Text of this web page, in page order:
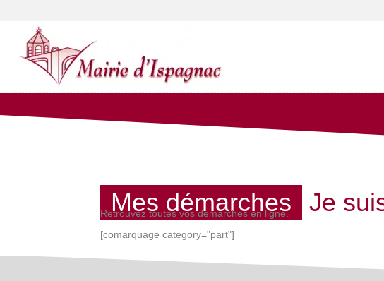
Mes démarches Je
Retrouvez toutes vos démarches en ligne.
[comarquage category="part"]